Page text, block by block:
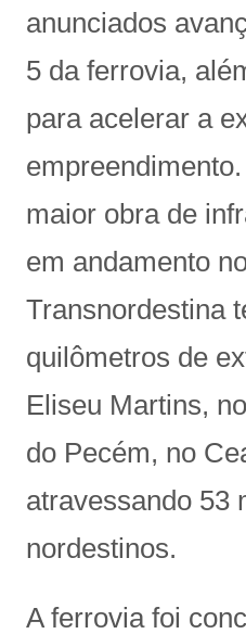
anunciados
5 da ferrovia,
para acelerar a
maior obra de
em andamento
Transnordestina
quilômetros de
Eliseu Martins,
do Pecém, no
atravessando 53
nordestinos.
A ferrovia foi